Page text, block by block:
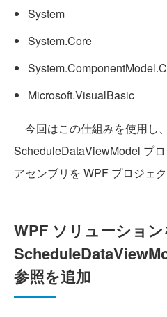
System
System.Core
Microsoft.VisualBasic
今回はこの仕組みを使用し、
ScheduleDataViewModel プ
アセンブリを WPF プロジェ
WPF ソリューション
参照を追加